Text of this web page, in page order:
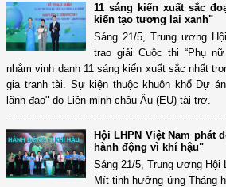
11 sáng kiến xuất sắc
kiến tạo tương lai xanh"
Sáng 21/5, Trung ương
trao giải Cuộc thi “Phụ
nhằm vinh danh 11 sáng kiến xuất sắc nhất
gia tranh tài. Sự kiện thuộc khuôn khổ Dự
lãnh đạo" do Liên minh châu Âu (EU) tài trợ.
Hội LHPN Việt Nam phát
hành động vì khí hậu"
Sáng 21/5, Trung ương Hội
Mít tinh hưởng ứng Tháng